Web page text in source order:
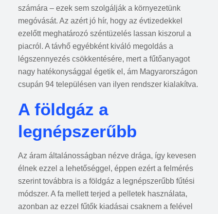
számára – ezek sem szolgálják a környezetünk
megóvását. Az azért jó hír, hogy az évtizedekkel
ezelőtt meghatározó széntüzelés lassan kiszorul a
piacról. A távhő egyébként kiváló megoldás a
légszennyezés csökkentésére, mert a fűtőanyagot
nagy hatékonysággal égetik el, ám Magyarországon
csupán 94 településen van ilyen rendszer kialakítva.
A földgáz a
legnépszerűbb
Az áram általánosságban nézve drága, így kevesen
élnek ezzel a lehetőséggel, éppen ezért a felmérés
szerint továbbra is a földgáz a legnépszerűbb fűtési
módszer. A fa mellett terjed a pelletek használata,
azonban az ezzel fűtők kiadásai csaknem a felével